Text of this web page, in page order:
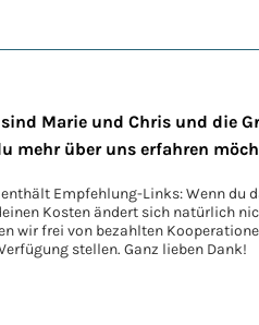
Marie und Chris und die
mehr über uns erfahren
Empfehlung-Links: Wenn du
Kosten ändert sich natürlich
wir frei von bezahlten
stellen. Ganz lieben Dank!